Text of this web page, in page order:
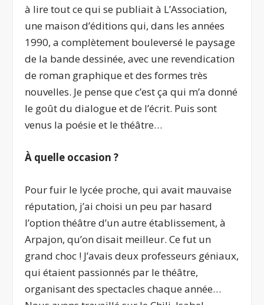
à lire tout ce qui se publiait à L’Association,
une maison d’éditions qui, dans les années
1990, a complètement bouleversé le paysage
de la bande dessinée, avec une revendication
de roman graphique et des formes très
nouvelles. Je pense que c’est ça qui m’a donné
le goût du dialogue et de l’écrit. Puis sont
venus la poésie et le théâtre…
À quelle occasion ?
Pour fuir le lycée proche, qui avait mauvaise
réputation, j’ai choisi un peu par hasard
l’option théâtre d’un autre établissement, à
Arpajon, qu’on disait meilleur. Ce fut un
grand choc ! J’avais deux professeurs géniaux,
qui étaient passionnés par le théâtre,
organisant des spectacles chaque année…